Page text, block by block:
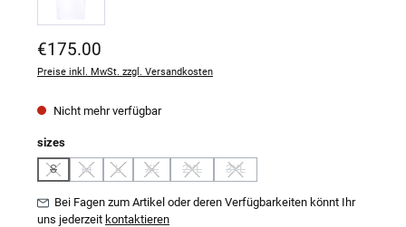
Regulärer Preis:
€175.00
Preise inkl. MwSt. zzgl. Versandkosten
Nicht mehr verfügbar
sizesauswählen
S
(Diese Option ist zurzeit nicht verfügbar.)
M
(Diese Option ist zurzeit nicht verfügbar.)
L
(Diese Option ist zurzeit nicht verfügbar.)
XL
(Diese Option ist zurzeit nicht verfügbar.)
2XL
(Diese Option ist zurzeit nicht verfügbar.)
3XL
(Diese Option ist zurzeit nicht
Bei Fagen zum Artikel oder deren Verfügbarkeiten könnt Ihr
uns jederzeit kontaktieren